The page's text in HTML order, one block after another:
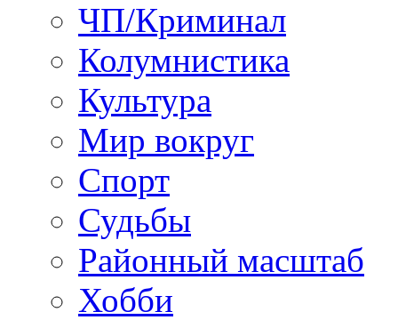
ЧП/Криминал
Колумнистика
Культура
Мир вокруг
Спорт
Судьбы
Районный масштаб
Хобби